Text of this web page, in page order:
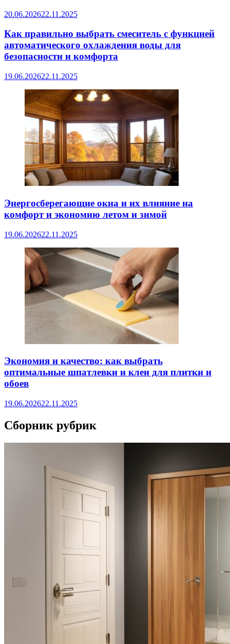
20.06.202622.11.2025
Как правильно выбрать смеситель с функцией
автоматического охлаждения воды для
безопасности и комфорта
19.06.202622.11.2025
Энергосберегающие окна и их влияние на
комфорт и экономию летом и зимой
19.06.202622.11.2025
Экономия и качество: как выбрать
оптимальные шпатлевки и клеи для плитки и
обоев
19.06.202622.11.2025
Сборник рубрик